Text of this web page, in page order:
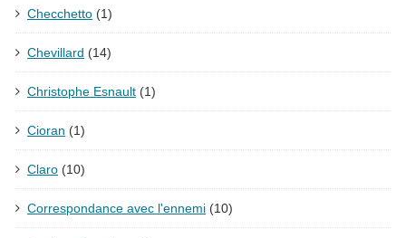
Checchetto (1)
Chevillard (14)
Christophe Esnault (1)
Cioran (1)
Claro (10)
Correspondance avec l'ennemi (10)